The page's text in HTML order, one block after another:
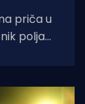
priča u
polja